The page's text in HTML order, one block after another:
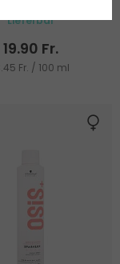
Lieferbar
19.90 Fr.
Fr. / 100 ml